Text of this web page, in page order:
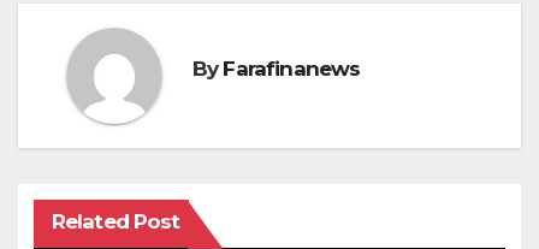
By Farafinanews
Related Post